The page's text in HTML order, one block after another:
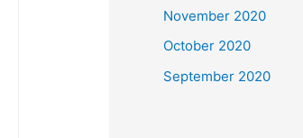
November 2020
October 2020
September 2020